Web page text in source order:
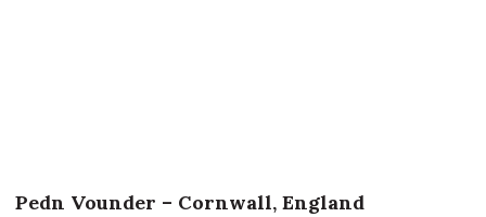
Pedn Vounder – Cornwall, England